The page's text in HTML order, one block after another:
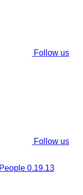
Follow us
Follow us
People 0.19.13